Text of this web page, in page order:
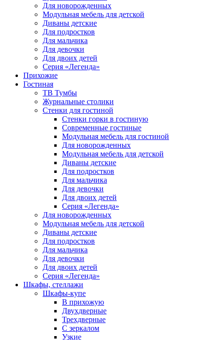
Для новорожденных
Модульная мебель для детской
Диваны детские
Для подростков
Для мальчика
Для девочки
Для двоих детей
Серия «Легенда»
Прихожие
Гостиная
ТВ Тумбы
Журнальные столики
Стенки для гостиной
Стенки горки в гостиную
Современные гостиные
Модульная мебель для гостиной
Для новорожденных
Модульная мебель для детской
Диваны детские
Для подростков
Для мальчика
Для девочки
Для двоих детей
Серия «Легенда»
Для новорожденных
Модульная мебель для детской
Диваны детские
Для подростков
Для мальчика
Для девочки
Для двоих детей
Серия «Легенда»
Шкафы, стеллажи
Шкафы-купе
В прихожую
Двухдверные
Трехдверные
С зеркалом
Узкие